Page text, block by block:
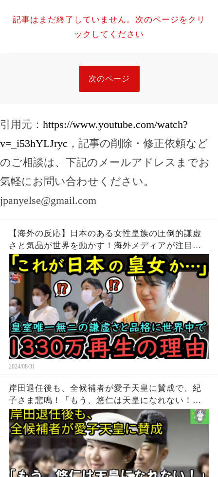
記事はまだ終了していません。次のページをクリ
ックしてください
次のページ
引用元： https://www.youtube.com/watch?
v=_i53hYLJryc ，記事の削除・修正依頼など
のご相談は、下記のメールアドレスまでお
気軽にお問い合わせください。
jpanyelse@gmail.com
【海外の反応】日本のある女性皇族の圧倒的謙虚
さと気品が世界を動かす！海外メディアが注目す
る皇族の立ち振る舞いに世界中が感動、1330万再
生達成！
2024/08/31
岸田退任後も、全候補者が愛子天皇に賛成で、紀
子さま悲鳴！「もう、悠仁は天皇になれない！」
の絶望で、東大入学も断念か？！